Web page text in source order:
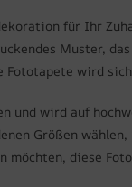
für Ihr
Muster,
Fototapete wird
und wird auf
Größen
möchten, diese